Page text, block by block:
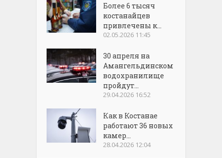
Более 6 тысяч
костанайцев
привлечены к...
02.05.2026 11:45
30 апреля на
Амангельдинском
водохранилище
пройдут...
29.04.2026 16:52
Как в Костанае
работают 36 новых
камер...
28.04.2026 12:04